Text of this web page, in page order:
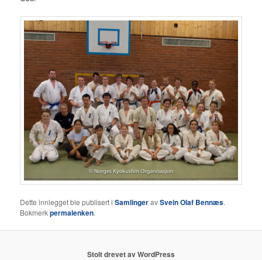
Dette innlegget ble publisert iSamlingeravSvein Olaf Bennæs.
Bokmerkpermalenken.
Stolt drevet av WordPress